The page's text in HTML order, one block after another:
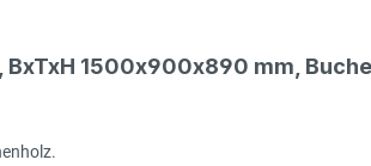
1500x900x890 mm,